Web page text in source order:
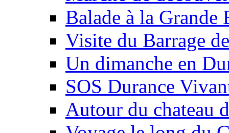
Balade à la Grande
Visite du Barrage
Un dimanche en
SOS Durance
Autour du chateau